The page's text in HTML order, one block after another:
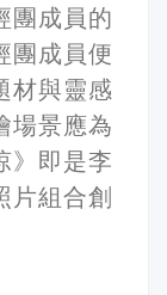
團成員的
團成員便
材與靈感
場景應為
》即是李
片組合創